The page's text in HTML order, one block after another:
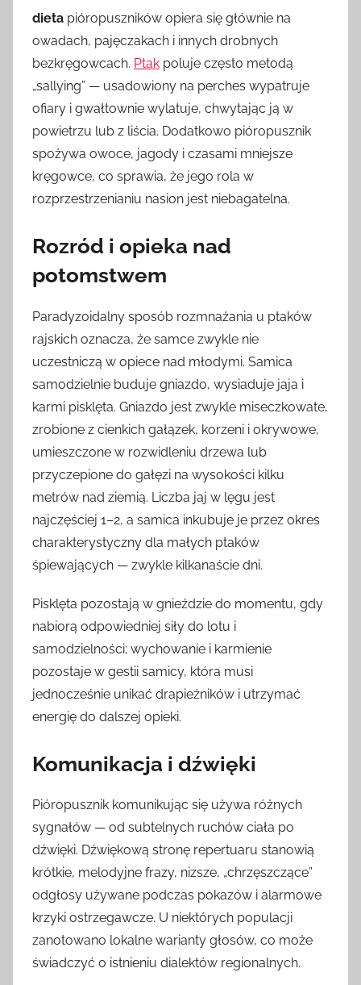
dieta pióropuszników opiera się głównie na
owadach, pajęczakach i innych drobnych
bezkręgowcach. Ptak poluje często metodą
„sallying” — usadowiony na perches wypatruje
ofiary i gwałtownie wylatuje, chwytając ją w
powietrzu lub z liścia. Dodatkowo pióropusznik
spożywa owoce, jagody i czasami mniejsze
kręgowce, co sprawia, że jego rola w
rozprzestrzenianiu nasion jest niebagatelna.
Rozród i opieka nad
potomstwem
Paradyzoidalny sposób rozmnażania u ptaków
rajskich oznacza, że samce zwykle nie
uczestniczą w opiece nad młodymi. Samica
samodzielnie buduje gniazdo, wysiaduje jaja i
karmi pisklęta. Gniazdo jest zwykle miseczkowate,
zrobione z cienkich gałązek, korzeni i okrywowe,
umieszczone w rozwidleniu drzewa lub
przyczepione do gałęzi na wysokości kilku
metrów nad ziemią. Liczba jaj w lęgu jest
najczęściej 1–2, a samica inkubuje je przez okres
charakterystyczny dla małych ptaków
śpiewających — zwykle kilkanaście dni.
Pisklęta pozostają w gnieździe do momentu, gdy
nabiorą odpowiedniej siły do lotu i
samodzielności; wychowanie i karmienie
pozostaje w gestii samicy, która musi
jednocześnie unikać drapieżników i utrzymać
energię do dalszej opieki.
Komunikacja i dźwięki
Pióropusznik komunikując się używa różnych
sygnałów — od subtelnych ruchów ciała po
dźwięki. Dźwiękową stronę repertuaru stanowią
krótkie, melodyjne frazy, nizsze, „chrzęszczące”
odgłosy używane podczas pokazów i alarmowe
krzyki ostrzegawcze. U niektórych populacji
zanotowano lokalne warianty głosów, co może
świadczyć o istnieniu dialektów regionalnych.